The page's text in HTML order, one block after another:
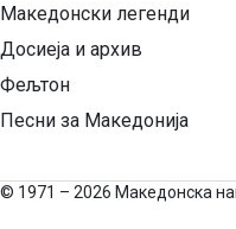
Македонски легенди
Досиеја и архив
Фељтон
Песни за Македонија
© 1971 – 2026 Македонска